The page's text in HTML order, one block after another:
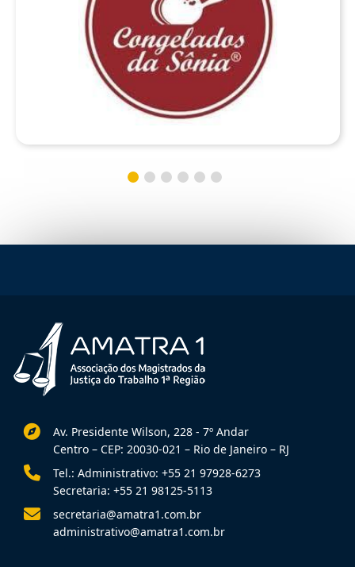
Av. Presidente Wilson, 228 - 7º Andar
Centro – CEP: 20030-021 – Rio de Janeiro – RJ
Tel.: Administrativo: +55 21 97928-6273
Secretaria: +55 21 98125-5113
secretaria@amatra1.com.br
administrativo@amatra1.com.br